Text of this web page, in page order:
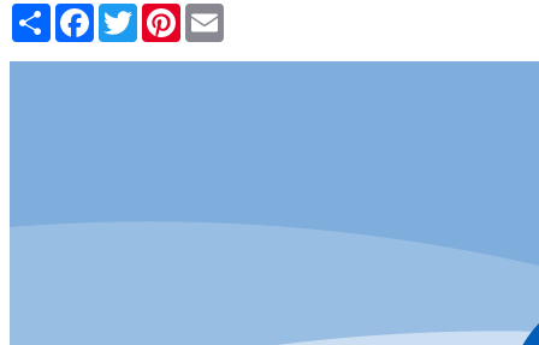
Share Facebook
TwitterPinterest